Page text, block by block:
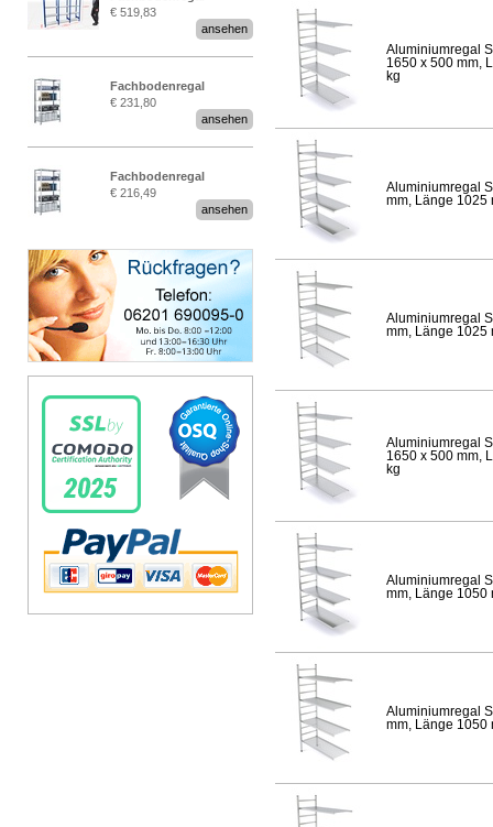
Stecksystem MultiPlus
2,25 Meter breit
€ 519,83
ansehen
Fachbodenregal
Stecksystem MultiPlus
€ 231,80
ansehen
Fachbodenregal
Stecksystem MultiPlus
€ 216,49
ansehen
Aluminiumregal
1650 x 500 mm,
kg
Aluminiumregal
mm, Länge 1025
Aluminiumregal
mm, Länge 1025
Aluminiumregal
1650 x 500 mm,
kg
Aluminiumregal
mm, Länge 1050
Aluminiumregal
mm, Länge 1050